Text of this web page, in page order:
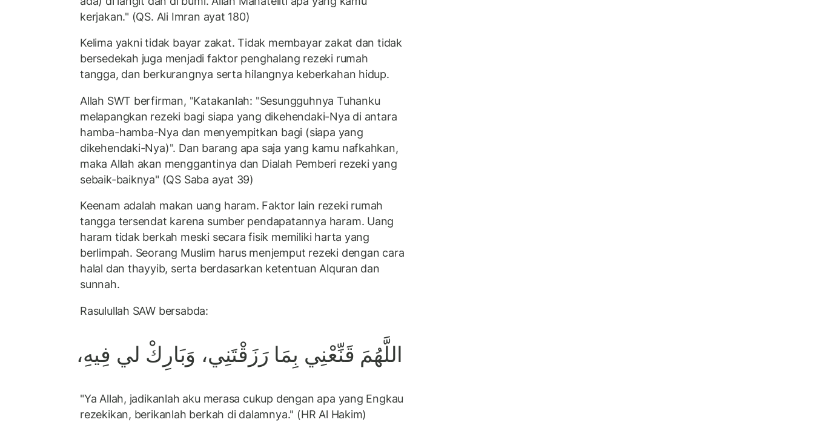
kerjakan." (QS. Ali Imran ayat 180)
Kelima yakni tidak bayar zakat. Tidak membayar zakat dan tidak
bersedekah juga menjadi faktor penghalang rezeki rumah
tangga, dan berkurangnya serta hilangnya keberkahan hidup.
Allah SWT berfirman, "Katakanlah: "Sesungguhnya Tuhanku
melapangkan rezeki bagi siapa yang dikehendaki-Nya di antara
hamba-hamba-Nya dan menyempitkan bagi (siapa yang
dikehendaki-Nya)". Dan barang apa saja yang kamu nafkahkan,
maka Allah akan menggantinya dan Dialah Pemberi rezeki yang
sebaik-baiknya" (QS Saba ayat 39)
Keenam adalah makan uang haram. Faktor lain rezeki rumah
tangga tersendat karena sumber pendapatannya haram. Uang
haram tidak berkah meski secara fisik memiliki harta yang
berlimpah. Seorang Muslim harus menjemput rezeki dengan cara
halal dan thayyib, serta berdasarkan ketentuan Alquran dan
sunnah.
Rasulullah SAW bersabda:
اللَّهُمَ قَنِّعْنِي بِمَا رَزَقْتَنِي، وَبَارِكْ لي فِيهِ،
"Ya Allah, jadikanlah aku merasa cukup dengan apa yang Engkau
rezekikan, berikanlah berkah di dalamnya." (HR Al Hakim)